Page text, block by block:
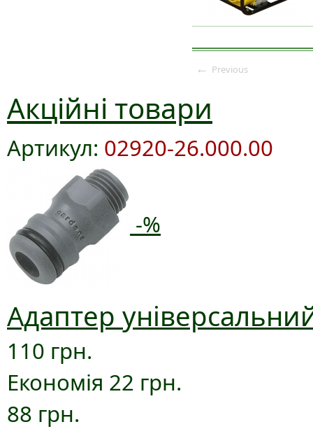
← Previous
Акційні товари
Артикул: 02920-26.000.00
-%
Адаптер
110 грн.
Економія 22 грн.
88 грн.